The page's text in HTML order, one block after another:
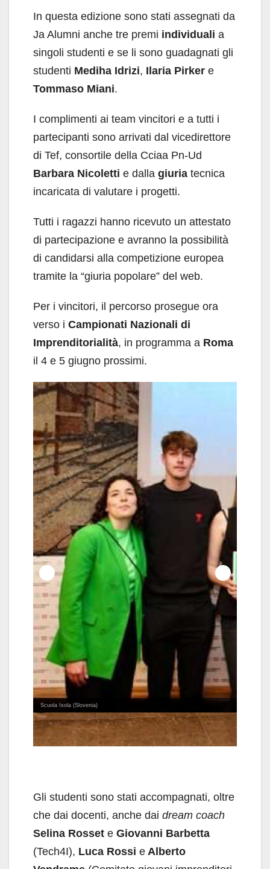
In questa edizione sono stati assegnati da
Ja Alumni anche tre premi individuali a
singoli studenti e se li sono guadagnati gli
studenti Mediha Idrizi, Ilaria Pirker e
Tommaso Miani.
I complimenti ai team vincitori e a tutti i
partecipanti sono arrivati dal vicedirettore
di Tef, consortile della Cciaa Pn-Ud
Barbara Nicoletti e dalla giuria tecnica
incaricata di valutare i progetti.
Tutti i ragazzi hanno ricevuto un attestato
di partecipazione e avranno la possibilità
di candidarsi alla competizione europea
tramite la “giuria popolare” del web.
Per i vincitori, il percorso prosegue ora
verso i Campionati Nazionali di
Imprenditorialità, in programma a Roma
il 4 e 5 giugno prossimi.
Scuola Isola (Slovenia)
Gli studenti sono stati accompagnati, oltre
che dai docenti, anche dai dream coach
Selina Rosset e Giovanni Barbetta
(Tech4I), Luca Rossi e Alberto